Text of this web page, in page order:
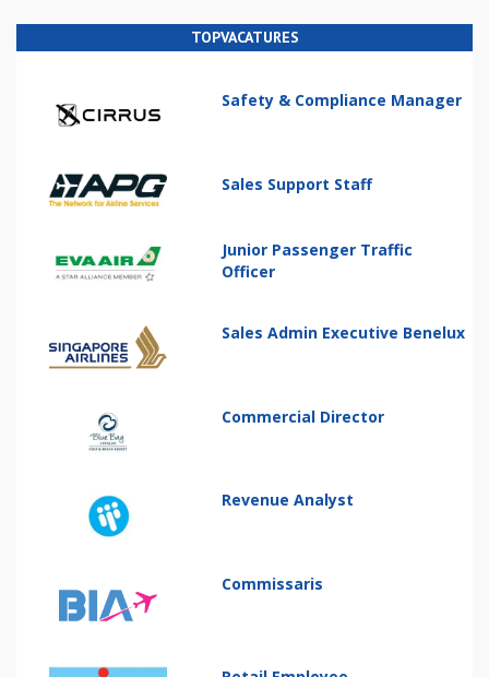
TOPVACATURES
Safety & Compliance Manager
Sales Support Staff
Junior Passenger Traffic
Officer
Sales Admin Executive Benelux
Commercial Director
Revenue Analyst
Commissaris